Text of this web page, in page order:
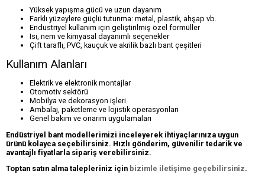
Yüksek yapışma gücü ve uzun dayanım
Farklı yüzeylere güçlü tutunma: metal, plastik, ahşap vb.
Endüstriyel kullanım için geliştirilmiş özel formüller
Isı, nem ve kimyasal dayanımlı seçenekler
Çift taraflı, PVC, kauçuk ve akrilik bazlı bant çeşitleri
Kullanım Alanları
Elektrik ve elektronik montajlar
Otomotiv sektörü
Mobilya ve dekorasyon işleri
Ambalaj, paketleme ve lojistik operasyonları
Genel bakım ve onarım uygulamaları
Endüstriyel bant modellerimizi inceleyerek ihtiyaçlarınıza uygun
ürünü kolayca seçebilirsiniz. Hızlı gönderim, güvenilir tedarik ve
avantajlı fiyatlarla sipariş verebilirsiniz.
Toptan satın alma talepleriniz için bizimle iletişime geçebilirsiniz.